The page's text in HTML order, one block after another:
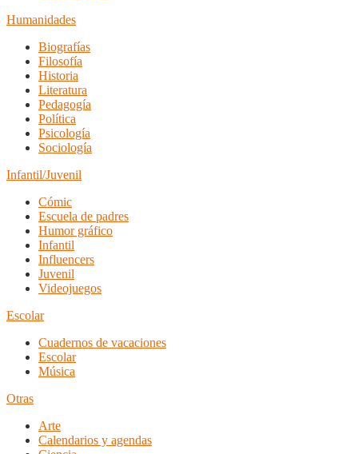
Humanidades
Biografías
Filosofía
Historia
Literatura
Pedagogía
Política
Psicología
Sociología
Infantil/Juvenil
Cómic
Escuela de padres
Humor gráfico
Infantil
Influencers
Juvenil
Videojuegos
Escolar
Cuadernos de vacaciones
Escolar
Música
Otras
Arte
Calendarios y agendas